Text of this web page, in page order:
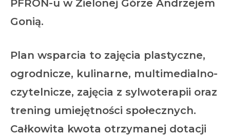
PFRON-u w Zielonej Górze Andrzejem
Gonią.
Plan wsparcia to zajęcia plastyczne,
ogrodnicze, kulinarne, multimedialno-
czytelnicze, zajęcia z sylwoterapii oraz
trening umiejętności społecznych.
Całkowita kwota otrzymanej dotacji